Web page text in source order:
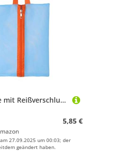
Schuhtasche mit Reißverschluss – tragbare Sneaker-Aufbewahrung für Reisen, Fitnessstudio, Outdoor-Aktivitäten, staubdicht, Schuh-Aufbewahrungstasche, Organizer, wasserdicht, D, Einheitsgröße
5,85 €
27.09.2025 um 00:03; der
geändert haben.